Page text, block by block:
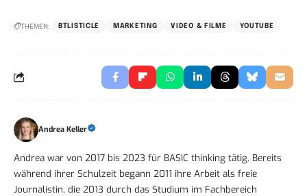
THEMEN: BTLISTICLE MARKETING VIDEO & FILME YOUTUBE
Andrea Keller
Andrea war von 2017 bis 2023 für BASIC thinking tätig. Bereits
während ihrer Schulzeit begann 2011 ihre Arbeit als freie
Journalistin, die 2013 durch das Studium im Fachbereich